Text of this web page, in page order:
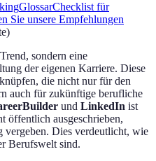
GlossarChecklist für
Sie unsere Empfehlungen
)
sondern eine
der eigenen Karriere. Diese
die nicht nur für den
auch für zukünftige berufliche
und LinkedIn ist
öffentlich ausgeschrieben,
Dies verdeutlicht, wie
Berufswelt sind.